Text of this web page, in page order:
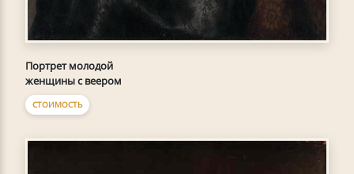
Портрет молодой
женщины с веером
СТОИМОСТЬ